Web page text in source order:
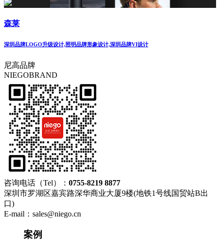
森莱
深圳品牌LOGO升级设计,照明品牌形象设计,深圳品牌VI设计
尼高品牌
NIEGOBRAND
咨询电话（Tel）： 0755-8219 8877
深圳市罗湖区嘉宾路深华商业大厦9楼(地铁1号线国贸站B出
口)
E-mail：sales@niego.cn
案例